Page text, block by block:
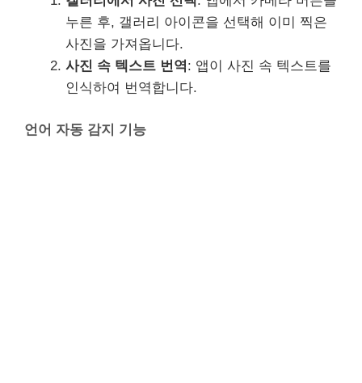
누른 후, 갤러리 아이콘을 선택해 이미 찍은
사진을 가져옵니다.
사진 속 텍스트 번역: 앱이 사진 속 텍스트를
인식하여 번역합니다.
언어 자동 감지 기능